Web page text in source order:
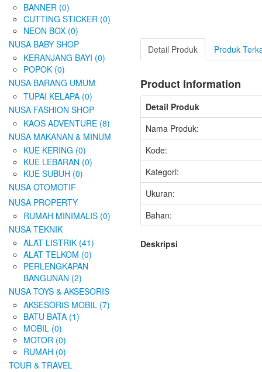
BANNER (0)
CUTTING STICKER (0)
NEON BOX (0)
NUSA BABY SHOP
KERANJANG BAYI (0)
POPOK (0)
NUSA BARANG UMUM
TUPAI KELAPA (0)
NUSA FASHION SHOP
KAOS ADVENTURE (8)
NUSA MAKANAN & MINUM
KUE KERING (0)
KUE LEBARAN (0)
KUE SUBUH (0)
NUSA OTOMOTIF
NUSA PROPERTY
RUMAH MINIMALIS (0)
NUSA TEKNIK
ALAT LISTRIK (41)
ALAT TELKOM (0)
PERLENGKAPAN
BANGUNAN (2)
NUSA TOYS & AKSESORIS
AKSESORIS MOBIL (7)
BATU BATA (1)
MOBIL (0)
MOTOR (0)
RUMAH (0)
TOUR & TRAVEL
Detail Produk Produk
Product Information
Detail Produk
Nama Produk:
Kode:
Kategori:
Ukuran:
Bahan:
Deskripsi